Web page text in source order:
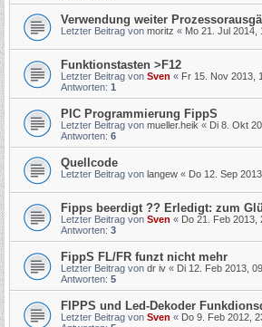
Verwendung weiter
Letzter Beitrag von moritz « Mo 21. Jul 2014,
Funktionstasten >F12
Letzter Beitrag von Sven « Fr 15. Nov 2013,
Antworten: 1
PIC Programmierung FippS
Letzter Beitrag von mueller.heik « Di 8. Okt
Antworten: 6
Quellcode
Letzter Beitrag von langew « Do 12. Sep
Fipps beerdigt ?? Erledigt: zum
Letzter Beitrag von Sven « Do 21. Feb 2013,
Antworten: 3
FippS FL/FR funzt nicht mehr
Letzter Beitrag von dr iv « Di 12. Feb 2013,
Antworten: 5
FIPPS und Led-Dekoder
Letzter Beitrag von Sven « Do 9. Feb 2012,